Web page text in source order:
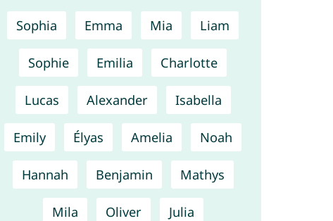
Sophia Emma Mia Liam
Sophie Emilia Charlotte
Lucas Alexander Isabella
Emily Élyas Amelia Noah
Hannah Benjamin Mathys
Mila Oliver Julia